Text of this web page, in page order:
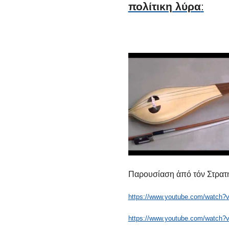
πολίτικη λύρα:
Παρουσίαση ἀπό τόν
https://www.youtube.com/watch?
https://www.youtube.com/